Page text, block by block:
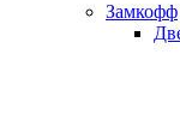
Замкофф